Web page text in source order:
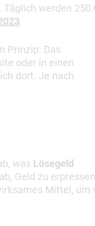
werden
.
Prinzip: Das
oder in einen
dort. Je nach
was Lösegeld
Geld zu
Mittel, um